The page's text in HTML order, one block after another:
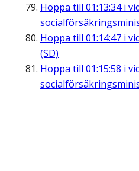
Hoppa till 01:13:34i
Hoppa till 01:14:47 i
(SD)
Hoppa till 01:15:58 i